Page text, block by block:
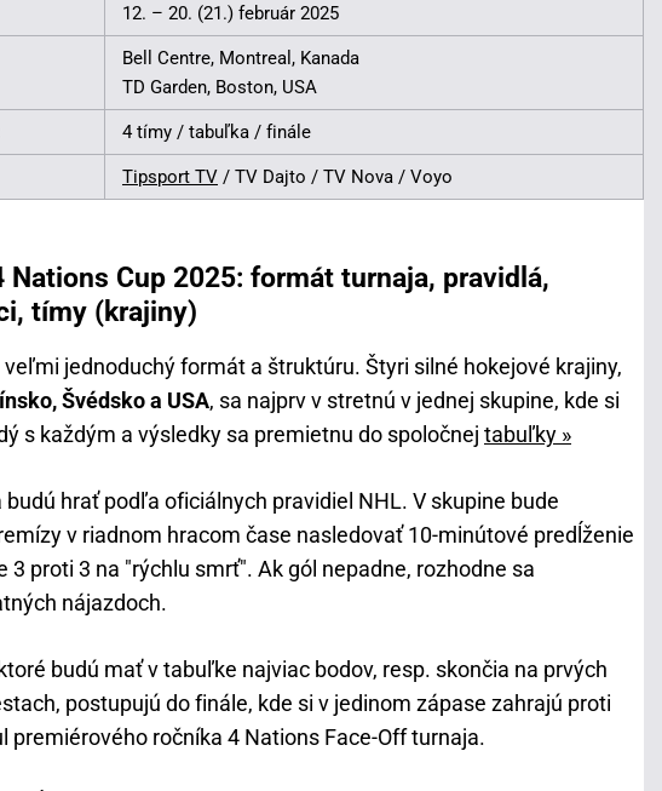
12. – 20. (21.) február 2025
Bell Centre, Montreal, Kanada
TD Garden, Boston, USA
4 tímy / tabuľka / finále
Tipsport TV / TV Dajto / TV Nova / Voyo
Nations Cup 2025: formát turnaja, pravidlá,
tímy (krajiny)
jednoduchý formát a štruktúru. Štyri silné hokejové krajiny,
Švédsko a USA, sa najprv v stretnú v jednej skupine, kde si
s každým a výsledky sa premietnu do spoločnej tabuľky »
budú hrať podľa oficiálnych pravidiel NHL. V skupine bude
v riadnom hracom čase nasledovať 10-minútové predĺženie
3 proti 3 na "rýchlu smrť". Ak gól nepadne, rozhodne sa
nájazdoch.
budú mať v tabuľke najviac bodov, resp. skončia na prvých
postupujú do finále, kde si v jedinom zápase zahrajú proti
premiérového ročníka 4 Nations Face-Off turnaja.